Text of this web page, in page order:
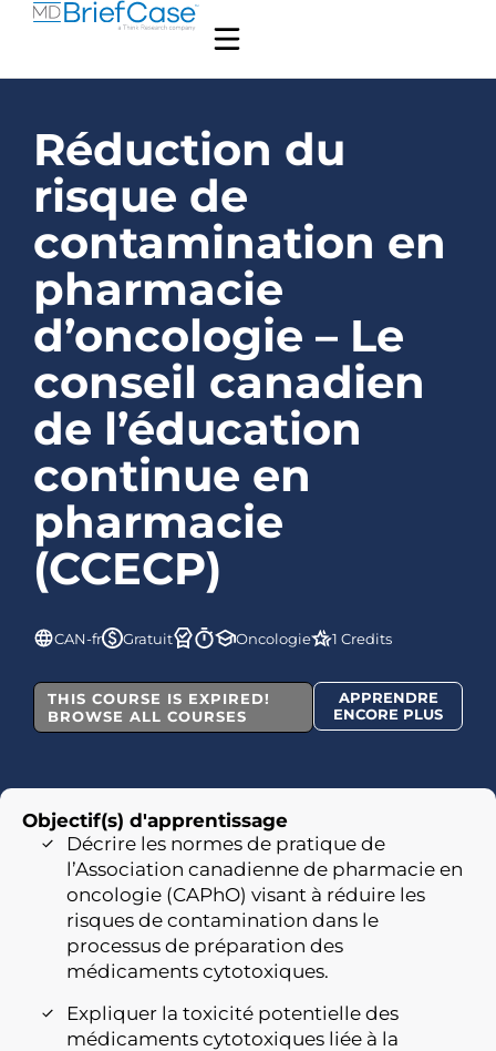
Réduction du
risque de
contamination en
pharmacie
d’oncologie – Le
conseil canadien
de l’éducation
continue en
pharmacie
(CCECP)
CAN-fr Gratuit Oncologie 1 Credits
THIS COURSE IS EXPIRED!
BROWSE ALL COURSES
APPRENDRE
ENCORE PLUS
Objectif(s) d'apprentissage
Décrire les normes de pratique de
l’Association canadienne de pharmacie en
oncologie (CAPhO) visant à réduire les
risques de contamination dans le
processus de préparation des
médicaments cytotoxiques.
Expliquer la toxicité potentielle des
médicaments cytotoxiques liée à la